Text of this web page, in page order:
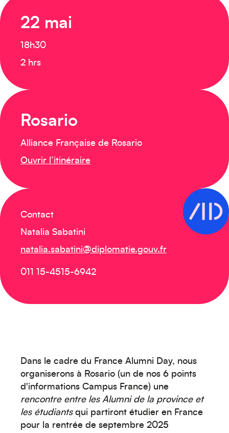
22 mai
18h30
2 hrs
Rosario
Alliance Française de Rosario
Ouvrir l’itinéraire
Contact
Natalia Sabatini
natalia.sabatini@diplomatie.gouv.fr
011 15-4515-6942
Dans le cadre du France Alumni Day, nous
organiserons à Rosario (un de nos 6 points
d'informations Campus France) une
rencontre entre les Alumni de la province et
les étudiantsqui partiront étudier en France
pour la rentrée de septembre 2025
Créez votre événement